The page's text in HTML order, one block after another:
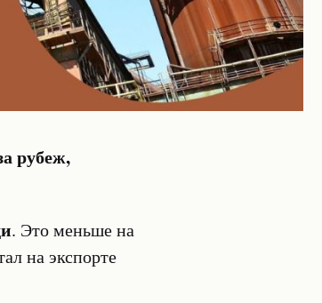
рубеж,
. Это меньше на
на экспорте